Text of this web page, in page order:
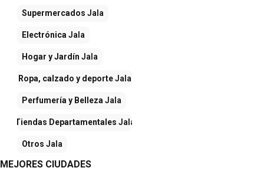
Supermercados Jala
Electrónica Jala
Hogar y Jardín Jala
Ropa, calzado y deporteJala
Perfumería y Belleza Jala
Tiendas Departamentales Jala
Otros Jala
MEJORES CIUDADES